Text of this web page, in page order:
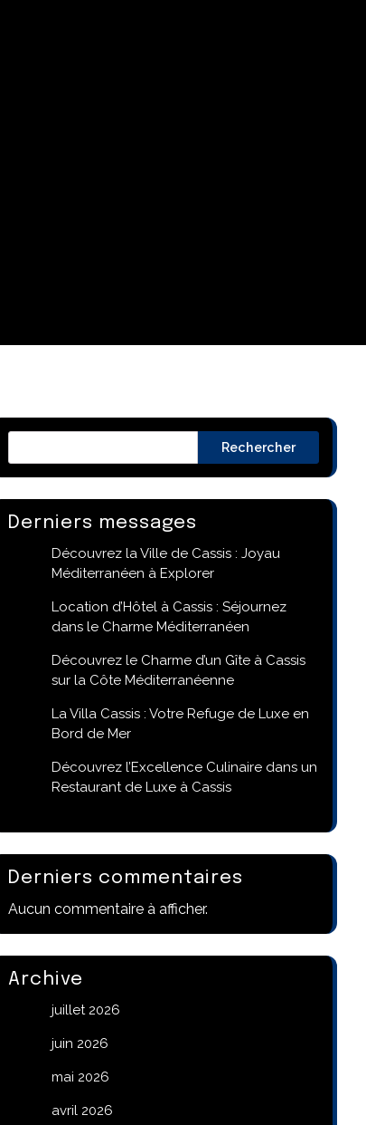
Rechercher
Derniers messages
Découvrez la Ville de Cassis : Joyau
Méditerranéen à Explorer
Location d’Hôtel à Cassis : Séjournez
dans le Charme Méditerranéen
Découvrez le Charme d’un Gîte à Cassis
sur la Côte Méditerranéenne
La Villa Cassis : Votre Refuge de Luxe en
Bord de Mer
Découvrez l’Excellence Culinaire dans un
Restaurant de Luxe à Cassis
Derniers commentaires
Aucun commentaire à afficher.
Archive
juillet 2026
juin 2026
mai 2026
avril 2026